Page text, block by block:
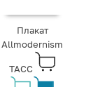
Плакат
Allmodernism
ТАСС